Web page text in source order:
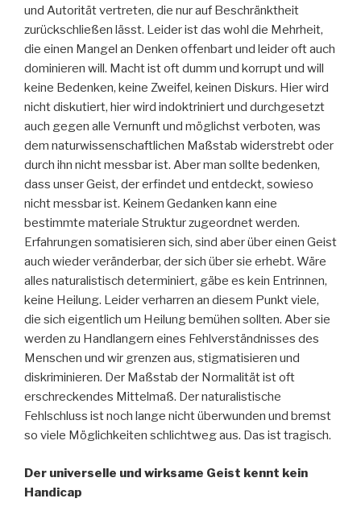
und Autorität vertreten, die nur auf Beschränktheit
zurückschließen lässt. Leider ist das wohl die Mehrheit,
die einen Mangel an Denken offenbart und leider oft auch
dominieren will. Macht ist oft dumm und korrupt und will
keine Bedenken, keine Zweifel, keinen Diskurs. Hier wird
nicht diskutiert, hier wird indoktriniert und durchgesetzt
auch gegen alle Vernunft und möglichst verboten, was
dem naturwissenschaftlichen Maßstab widerstrebt oder
durch ihn nicht messbar ist. Aber man sollte bedenken,
dass unser Geist, der erfindet und entdeckt, sowieso
nicht messbar ist. Keinem Gedanken kann eine
bestimmte materiale Struktur zugeordnet werden.
Erfahrungen somatisieren sich, sind aber über einen Geist
auch wieder veränderbar, der sich über sie erhebt. Wäre
alles naturalistisch determiniert, gäbe es kein Entrinnen,
keine Heilung. Leider verharren an diesem Punkt viele,
die sich eigentlich um Heilung bemühen sollten. Aber sie
werden zu Handlangern eines Fehlverständnisses des
Menschen und wir grenzen aus, stigmatisieren und
diskriminieren. Der Maßstab der Normalität ist oft
erschreckendes Mittelmaß. Der naturalistische
Fehlschluss ist noch lange nicht überwunden und bremst
so viele Möglichkeiten schlichtweg aus. Das ist tragisch.
Der universelle und wirksame Geist kennt kein
Handicap